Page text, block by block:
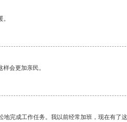
会更加亲民。
完成工作任务。我以前经常加班，现在有了